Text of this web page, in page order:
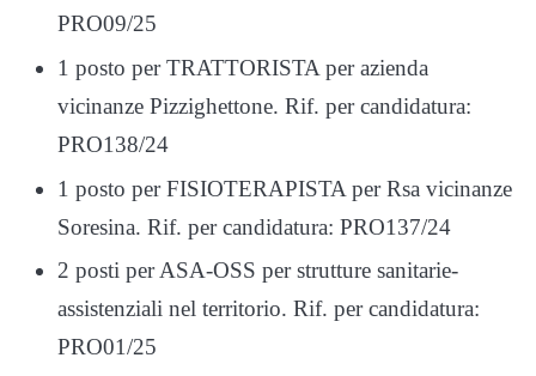
PRO09/25
1 posto per TRATTORISTA per azienda
vicinanze Pizzighettone. Rif. per candidatura:
PRO138/24
1 posto per FISIOTERAPISTA per Rsa vicinanze
Soresina. Rif. per candidatura: PRO137/24
2 posti per ASA-OSS per strutture sanitarie-
assistenziali nel territorio. Rif. per candidatura:
PRO01/25